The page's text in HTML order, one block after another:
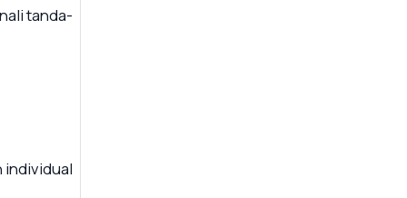
tanda-
individual